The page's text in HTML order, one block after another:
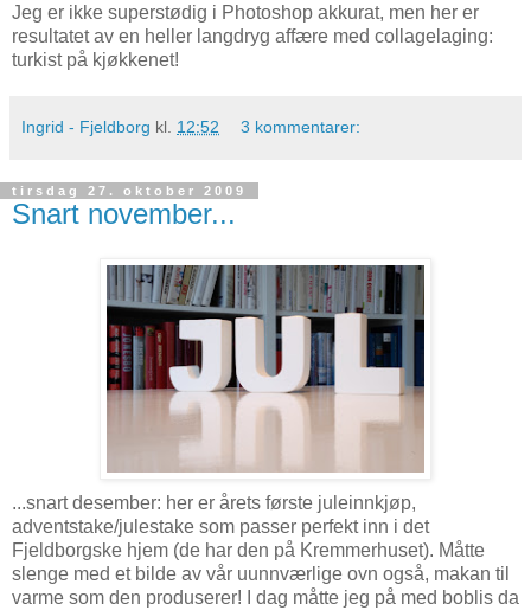
Jeg er ikke superstødig i Photoshop akkurat, men her er
resultatet av en heller langdryg affære med collagelaging:
turkist på kjøkkenet!
Ingrid - Fjeldborg kl. 12:52 3 kommentarer:
tirsdag 27. oktober 2009
Snart november...
...snart desember: her er årets første juleinnkjøp,
adventstake/julestake som passer perfekt inn i det
Fjeldborgske hjem (de har den på Kremmerhuset). Måtte
slenge med et bilde av vår uunnværlige ovn også, makan til
varme som den produserer! I dag måtte jeg på med boblis da